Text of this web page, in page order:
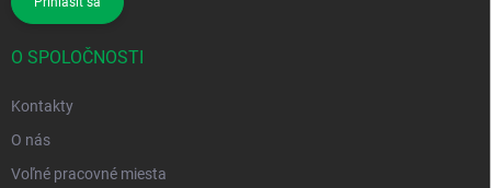
O SPOLOČNOSTI
Kontakty
O nás
Voľné pracovné miesta